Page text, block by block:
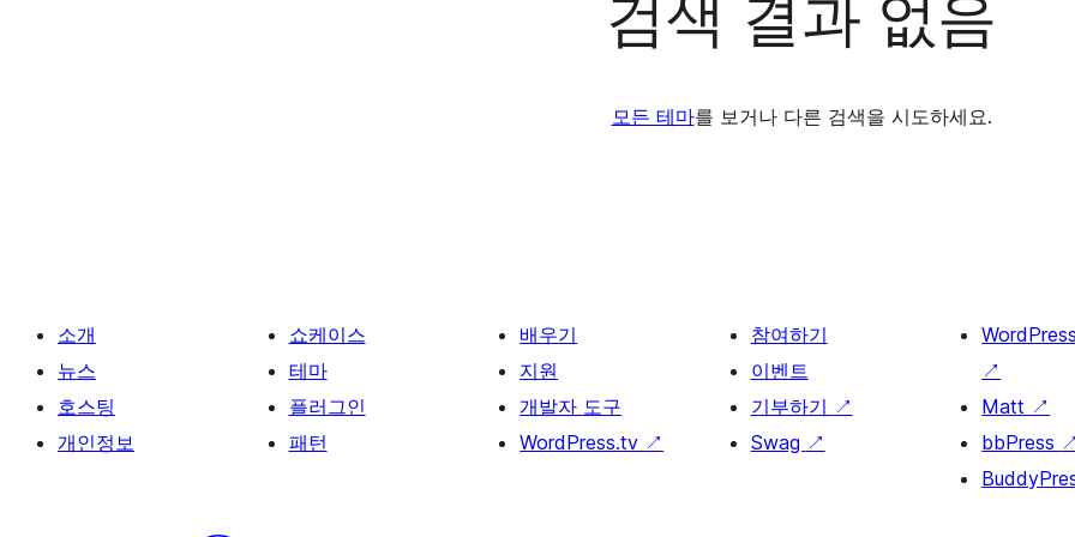
검색 결과 없음
모든 테마를 보거나 다른 검색을 시도하세요.
소개
뉴스
호스팅
개인정보
쇼케이스
테마
플러그인
패턴
배우기
지원
개발자 도구
WordPress.tv ↗
참여하기
이벤트
기부하기 ↗
Swag ↗
↗
Matt ↗
bbPress ↗